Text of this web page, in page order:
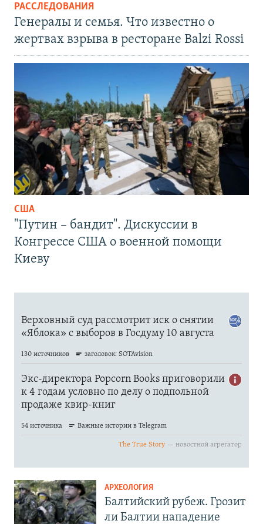
РАССЛЕДОВАНИЯ
Генералы и семья. Что известно о
жертвах взрыва в ресторане Balzi Rossi
США
"Путин – бандит". Дискуссии в
Конгрессе США о военной помощи
Киеву
АРХЕОЛОГИЯ
Балтийский рубеж. Грозит
ли Балтии нападение